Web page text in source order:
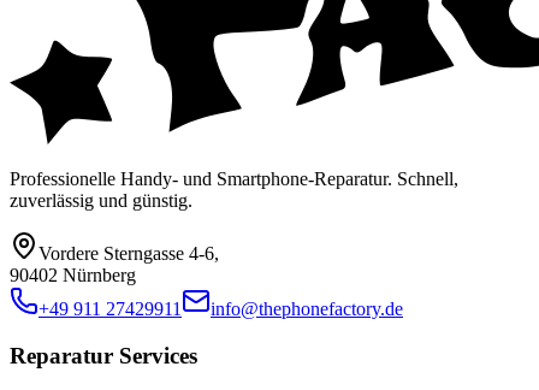
Professionelle Handy- und Smartphone-Reparatur. Schnell,
zuverlässig und günstig.
Vordere Sterngasse 4-6,
90402 Nürnberg
+49 911 27429911
info@thephonefactory.de
Reparatur Services